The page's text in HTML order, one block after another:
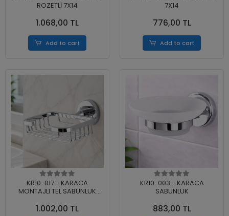
ROZETLİ 7X14
1.068,00 TL
Add to cart
7X14
776,00 TL
Add to cart
KR10-017 - KARACA
MONTAJLI TEL SABUNLUK
1.002,00 TL
KR10-003 - KARACA
SABUNLUK
883,00 TL